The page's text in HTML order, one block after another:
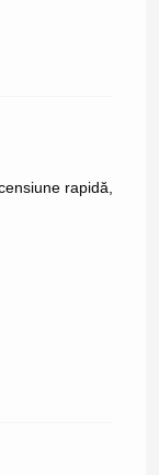
rapidă,